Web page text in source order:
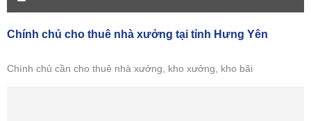
Chính chủ cho thuê nhà xưởng tại tỉnh Hưng Yên
Chính chủ cần cho thuê nhà xưởng, kho xưởng, kho bãi